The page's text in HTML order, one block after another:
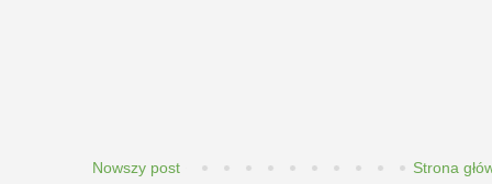
Nowszy post Strona